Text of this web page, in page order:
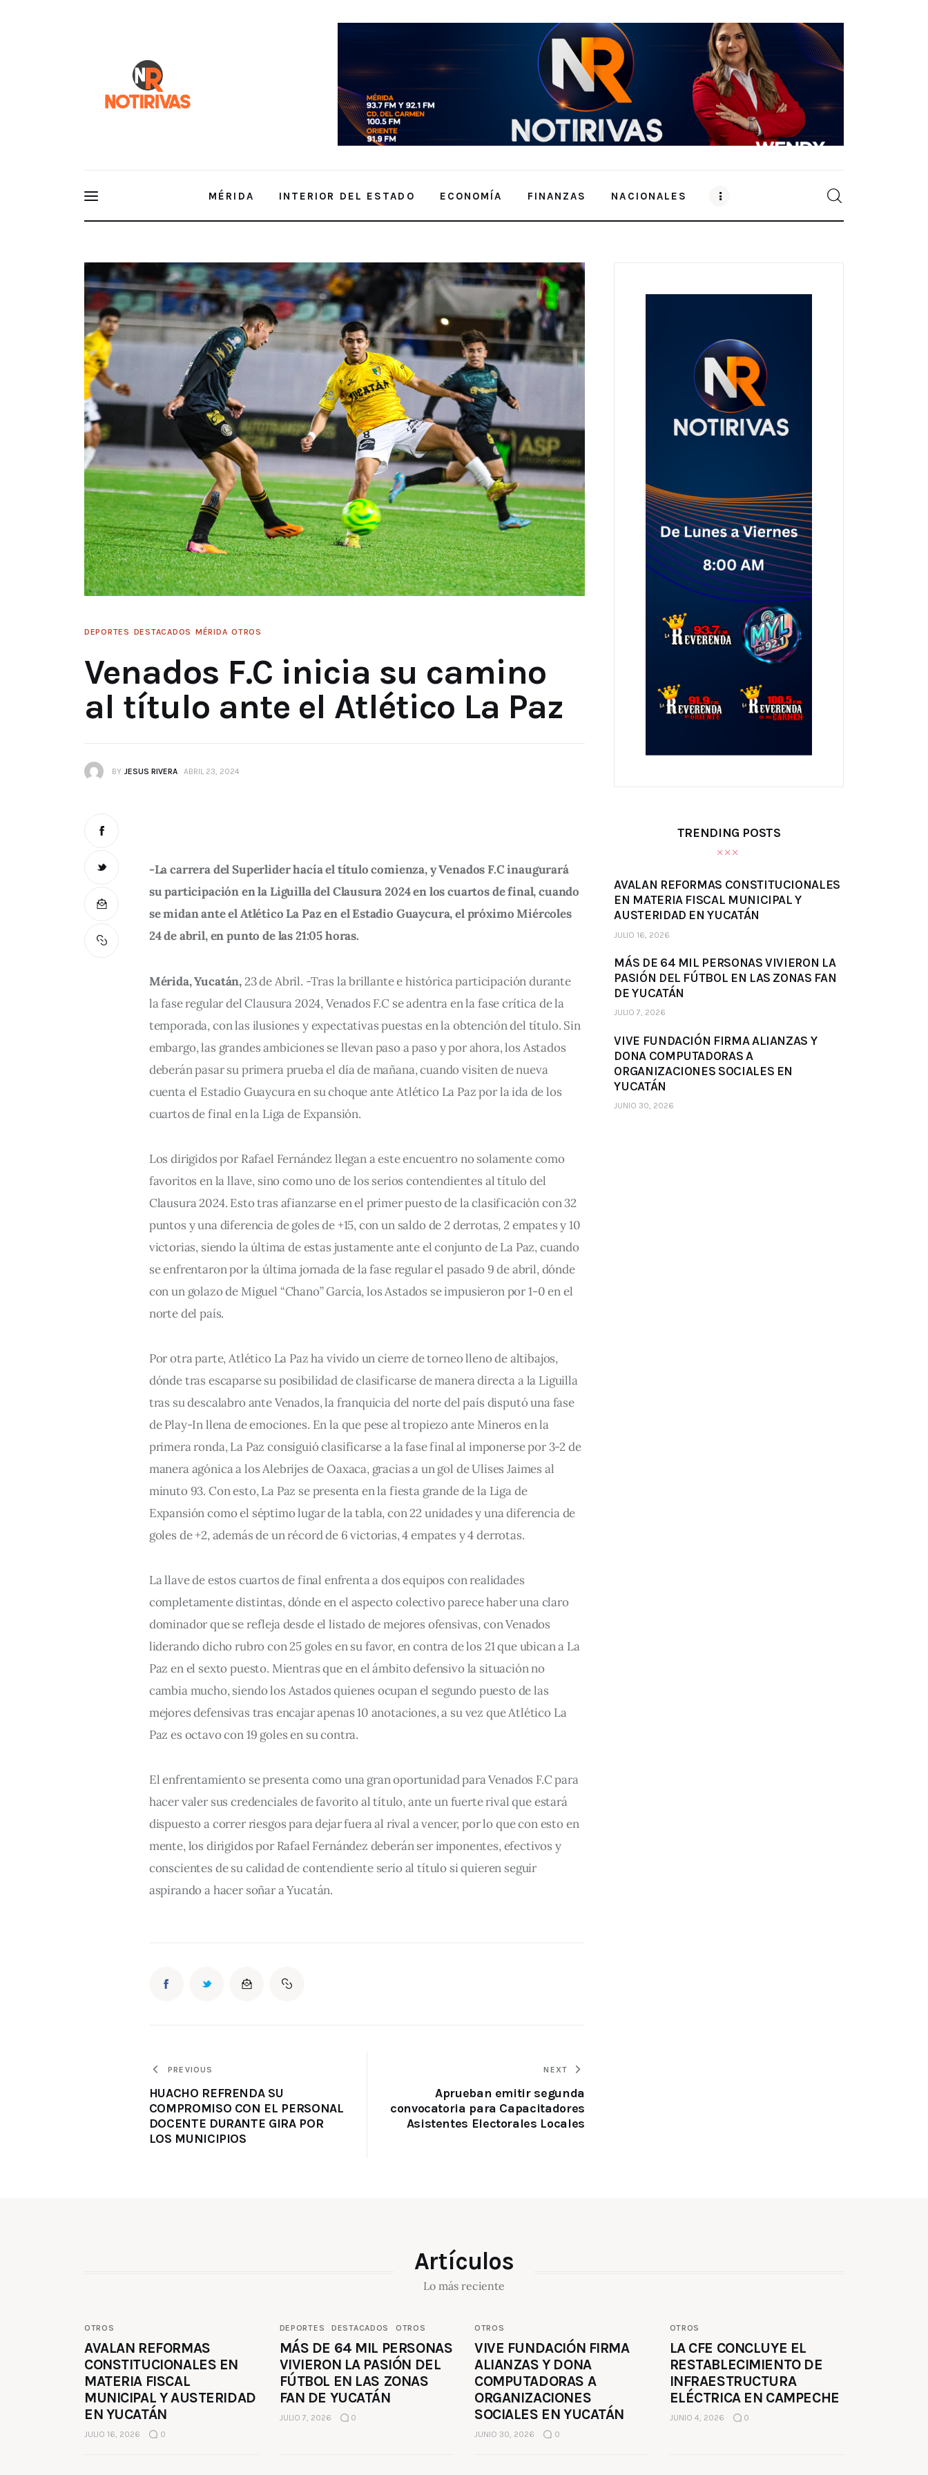
MÉRIDA INTERIOR DEL ESTADO ECONOMÍA FINANZAS NACIONALES
DEPORTES DESTACADOS MÉRIDA OTROS
Venados F.C inicia su camino
al título ante el Atlético La Paz
BY JESUS RIVERA ABRIL 23, 2024
-La carrera del Superlider hacía el título comienza, y Venados F.C inaugurará
su participación en la Liguilla del Clausura 2024 en los cuartos de final, cuando
se midan ante el Atlético La Paz en el Estadio Guaycura, el próximo Miércoles
24 de abril, en punto de las 21:05 horas.
Mérida, Yucatán, 23 de Abril. -Tras la brillante e histórica participación durante
la fase regular del Clausura 2024, Venados F.C se adentra en la fase crítica de la
temporada, con las ilusiones y expectativas puestas en la obtención del título. Sin
embargo, las grandes ambiciones se llevan paso a paso y por ahora, los Astados
deberán pasar su primera prueba el día de mañana, cuando visiten de nueva
cuenta el Estadio Guaycura en su choque ante Atlético La Paz por la ida de los
cuartos de final en la Liga de Expansión.
Los dirigidos por Rafael Fernández llegan a este encuentro no solamente como
favoritos en la llave, sino como uno de los serios contendientes al título del
Clausura 2024. Esto tras afianzarse en el primer puesto de la clasificación con 32
puntos y una diferencia de goles de +15, con un saldo de 2 derrotas, 2 empates y 10
victorias, siendo la última de estas justamente ante el conjunto de La Paz, cuando
se enfrentaron por la última jornada de la fase regular el pasado 9 de abril, dónde
con un golazo de Miguel “Chano” García, los Astados se impusieron por 1-0 en el
norte del país.
Por otra parte, Atlético La Paz ha vivido un cierre de torneo lleno de altibajos,
dónde tras escaparse su posibilidad de clasificarse de manera directa a la Liguilla
tras su descalabro ante Venados, la franquicia del norte del país disputó una fase
de Play-In llena de emociones. En la que pese al tropiezo ante Mineros en la
primera ronda, La Paz consiguió clasificarse a la fase final al imponerse por 3-2 de
manera agónica a los Alebrijes de Oaxaca, gracias a un gol de Ulises Jaimes al
minuto 93. Con esto, La Paz se presenta en la fiesta grande de la Liga de
Expansión como el séptimo lugar de la tabla, con 22 unidades y una diferencia de
goles de +2, además de un récord de 6 victorias, 4 empates y 4 derrotas.
La llave de estos cuartos de final enfrenta a dos equipos con realidades
completamente distintas, dónde en el aspecto colectivo parece haber una claro
dominador que se refleja desde el listado de mejores ofensivas, con Venados
liderando dicho rubro con 25 goles en su favor, en contra de los 21 que ubican a La
Paz en el sexto puesto. Mientras que en el ámbito defensivo la situación no
cambia mucho, siendo los Astados quienes ocupan el segundo puesto de las
mejores defensivas tras encajar apenas 10 anotaciones, a su vez que Atlético La
Paz es octavo con 19 goles en su contra.
El enfrentamiento se presenta como una gran oportunidad para Venados F.C para
hacer valer sus credenciales de favorito al título, ante un fuerte rival que estará
dispuesto a correr riesgos para dejar fuera al rival a vencer, por lo que con esto en
mente, los dirigidos por Rafael Fernández deberán ser imponentes, efectivos y
conscientes de su calidad de contendiente serio al título si quieren seguir
aspirando a hacer soñar a Yucatán.
PREVIOUS
HUACHO REFRENDA SU
COMPROMISO CON EL PERSONAL
DOCENTE DURANTE GIRA POR
LOS MUNICIPIOS
NEXT
Aprueban emitir segunda
convocatoria para Capacitadores
Asistentes Electorales Locales
TRENDING POSTS
AVALAN REFORMAS CONSTITUCIONALES
EN MATERIA FISCAL MUNICIPAL Y
AUSTERIDAD EN YUCATÁN
JULIO 16, 2026
MÁS DE 64 MIL PERSONAS VIVIERON LA
PASIÓN DEL FÚTBOL EN LAS ZONAS FAN
DE YUCATÁN
JULIO 7, 2026
VIVE FUNDACIÓN FIRMA ALIANZAS Y
DONA COMPUTADORAS A
ORGANIZACIONES SOCIALES EN
YUCATÁN
JUNIO 30, 2026
Artículos
Lo más reciente
OTROS
AVALAN REFORMAS
CONSTITUCIONALES EN
MATERIA FISCAL
MUNICIPAL Y AUSTERIDAD
EN YUCATÁN
JULIO 16, 2026 0
DEPORTES DESTACADOS OTROS
MÁS DE 64 MIL PERSONAS
VIVIERON LA PASIÓN DEL
FÚTBOL EN LAS ZONAS
FAN DE YUCATÁN
JULIO 7, 2026 0
OTROS
VIVE FUNDACIÓN FIRMA
ALIANZAS Y DONA
COMPUTADORAS A
ORGANIZACIONES
SOCIALES EN YUCATÁN
JUNIO 30, 2026 0
OTROS
LA CFE CONCLUYE EL
RESTABLECIMIENTO DE
INFRAESTRUCTURA
ELÉCTRICA EN CAMPECHE
JUNIO 4, 2026 0